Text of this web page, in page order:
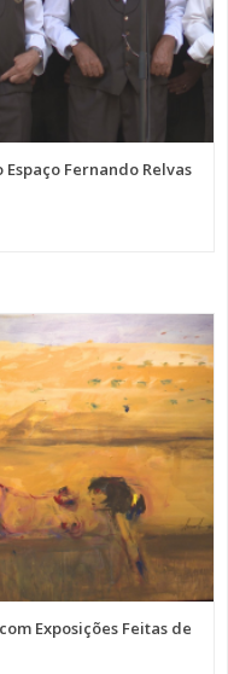
Fernando Relvas
Exposições Feitas de